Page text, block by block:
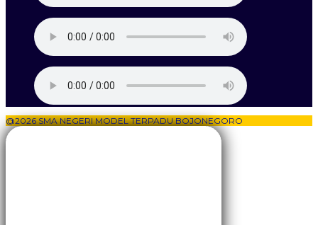
@2026 SMA NEGERI MODEL TERPADU BOJONEGORO